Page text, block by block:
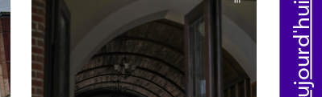
Presbyterian Church